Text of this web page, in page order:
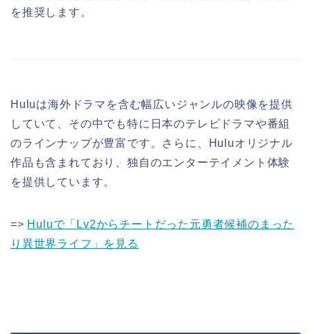
を推奨します。
Huluは海外ドラマを含む幅広いジャンルの映像を提供
していて、その中でも特に日本のテレビドラマや番組
のラインナップが豊富です。さらに、Huluオリジナル
作品も含まれており、独自のエンターテイメント体験
を提供しています。
=> Huluで「Lv2からチートだった元勇者候補のまった
り異世界ライフ」を見る